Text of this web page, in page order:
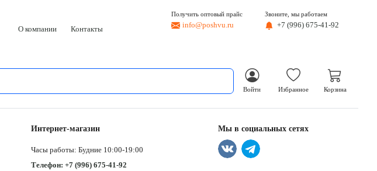
О компании Контакты
Получить оптовый прайс
info@poshvu.ru
Звоните, мы работаем
+7 (996) 675-41-92
Войти Избранное Корзина
Интернет-магазин
Часы работы: Будние 10:00-19:00
Телефон: +7 (996) 675-41-92
Мы в социальных сетях